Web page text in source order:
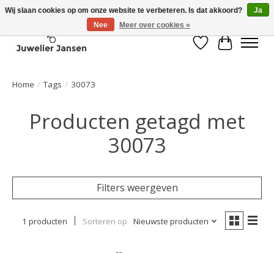
Verlanglijst
Home / Tags / 30073
Producten getagd met
30073
Filters weergeven
1 producten Sorteren op Nieuwste producten
Wij slaan cookies op om onze website te verbeteren. Is dat akkoord?
Ja
Nee
Meer over cookies »